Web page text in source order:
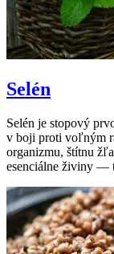
Selén
Selén je stopový
v boji proti voľným
organizmu, štítnu
esenciálne živiny —